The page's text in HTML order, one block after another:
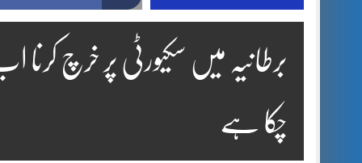
برطانیہ میں سکیورٹی پر خرچ
چکا ہے